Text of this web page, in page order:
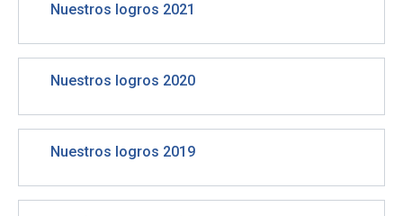
Nuestros logros 2021
Nuestros logros 2020
Nuestros logros 2019